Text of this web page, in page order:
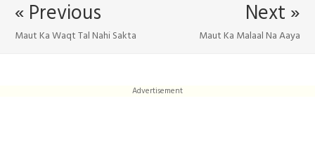
Next »
Maut Ka Malaal Na Aaya
« Previous
Maut Ka Waqt Tal Nahi Sakta
Advertisement